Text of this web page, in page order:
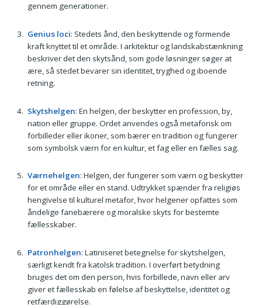
gennem generationer.
Genius loci: Stedets ånd, den beskyttende og formende
kraft knyttet til et område. I arkitektur og landskabstænkning
beskriver det den skytsånd, som gode løsninger søger at
ære, så stedet bevarer sin identitet, tryghed og iboende
retning.
Skytshelgen: En helgen, der beskytter en profession, by,
nation eller gruppe. Ordet anvendes også metaforisk om
forbilleder eller ikoner, som bærer en tradition og fungerer
som symbolsk værn for en kultur, et fag eller en fælles sag.
Værnehelgen: Helgen, der fungerer som værn og beskytter
for et område eller en stand. Udtrykket spænder fra religiøs
hengivelse til kulturel metafor, hvor helgener opfattes som
åndelige fanebærere og moralske skyts for bestemte
fællesskaber.
Patronhelgen: Latiniseret betegnelse for skytshelgen,
særligt kendt fra katolsk tradition. I overført betydning
bruges det om den person, hvis forbillede, navn eller arv
giver et fællesskab en følelse af beskyttelse, identitet og
retfærdiggørelse.